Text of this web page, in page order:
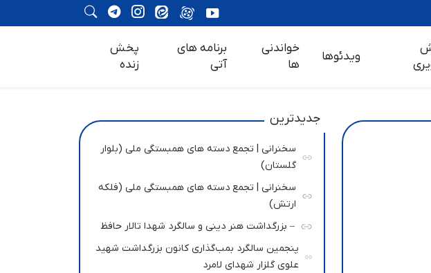
ویدئوها
خواندنی
ها
برنامه های
آتی
پخش
زنده
جدیدترین
سخنرانی | تجمع دسته های همبستگی ملی (بلوار
گلستان)
سخنرانی | تجمع دسته های همبستگی ملی (فلکه
ارتش)
– بزرگداشت هنر دینی و سالگرد شهدا تالار حافظ
پنجمین سالگرد بمب‌گذاری کانون بزرگداشت شهید
علوی گلزار شهدای لامرد